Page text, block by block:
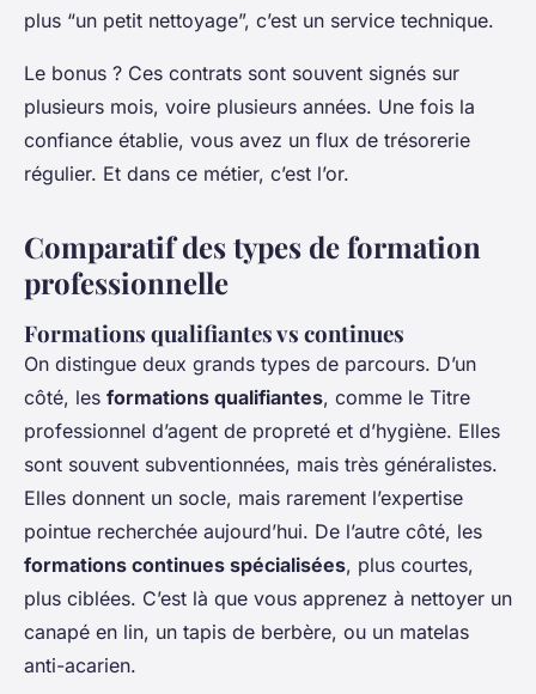
plus “un petit nettoyage”, c’est un service technique.
Le bonus ? Ces contrats sont souvent signés sur
plusieurs mois, voire plusieurs années. Une fois la
confiance établie, vous avez un flux de trésorerie
régulier. Et dans ce métier, c’est l’or.
Comparatif des types de formation
professionnelle
Formations qualifiantes vs continues
On distingue deux grands types de parcours. D’un
côté, les formations qualifiantes, comme le Titre
professionnel d’agent de propreté et d’hygiène. Elles
sont souvent subventionnées, mais très généralistes.
Elles donnent un socle, mais rarement l’expertise
pointue recherchée aujourd’hui. De l’autre côté, les
formations continues spécialisées, plus courtes,
plus ciblées. C’est là que vous apprenez à nettoyer un
canapé en lin, un tapis de berbère, ou un matelas
anti-acarien.